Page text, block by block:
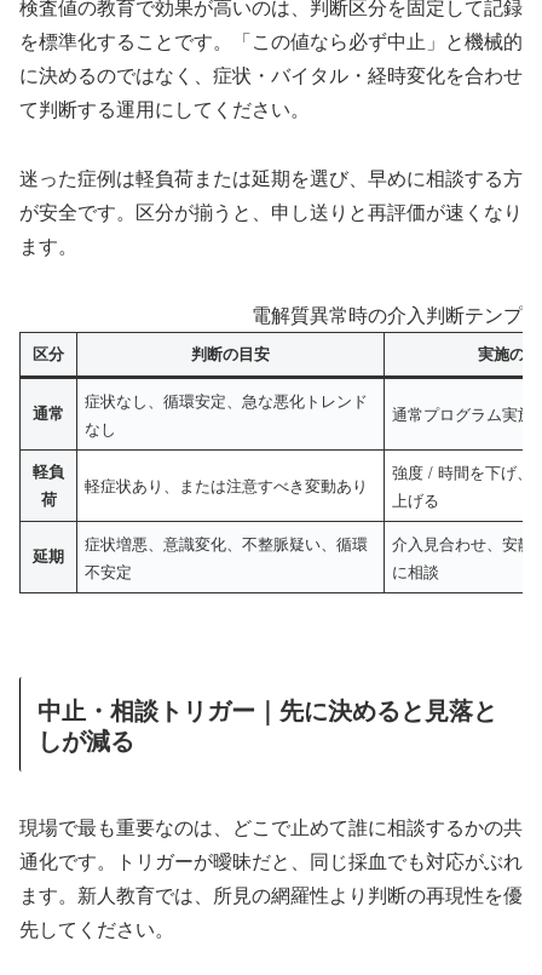
検査値の教育で効果が高いのは、判断区分を固定して記録
を標準化することです。「この値なら必ず中止」と機械的
に決めるのではなく、症状・バイタル・経時変化を合わせ
て判断する運用にしてください。
迷った症例は軽負荷または延期を選び、早めに相談する方
が安全です。区分が揃うと、申し送りと再評価が速くなり
ます。
電解質異常時の介入判断テンプ
区分 判断の目安 実施の
通常
症状なし、循環安定、急な悪化トレンド
なし
通常プログラム実施
軽負
荷
軽症状あり、または注意すべき変動あり
強度 / 時間を下げ、
上げる
延期
症状増悪、意識変化、不整脈疑い、循環
不安定
介入見合わせ、安静
に相談
中止・相談トリガー｜先に決めると見落と
しが減る
現場で最も重要なのは、どこで止めて誰に相談するかの共
通化です。トリガーが曖昧だと、同じ採血でも対応がぶれ
ます。新人教育では、所見の網羅性より判断の再現性を優
先してください。